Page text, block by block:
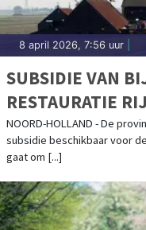
8 april 2026, 7:56 uur
SUBSIDIE VAN
RESTAURATIE
NOORD-HOLLAND - De
subsidie beschikbaar voor
gaat om [...]